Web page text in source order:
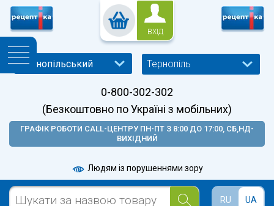
ВХІД
Тернопіль
0-800-302-302
(Безкоштовно по Україні з мобільних)
ГРАФІК РОБОТИ CALL-ЦЕНТРУ ПН-ПТ З 8:00 ДО 17:00, СБ,НД-
ВИХІДНИЙ
Людям із порушеннями зору
RU UA